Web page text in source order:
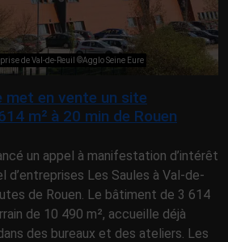
de Val-de-Reuil ©Agglo Seine Eure
met en vente un site
m² à 20 min de Rouen
un appel à manifestation d’intérêt
d’entreprises Les Saules à Val-de-
de Rouen. Le bâtiment de 3 614
de 10 490 m², accueille déjà
des bureaux et des ateliers. Les